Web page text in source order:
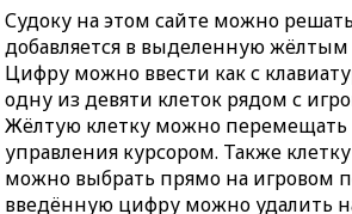
Судоку на этом сайте можно
добавляется в выделенную жёлтым
Цифру можно ввести как с
одну из девяти клеток рядом с
Жёлтую клетку можно
управления курсором. Также
можно выбрать прямо на игровом
введённую цифру можно удалить